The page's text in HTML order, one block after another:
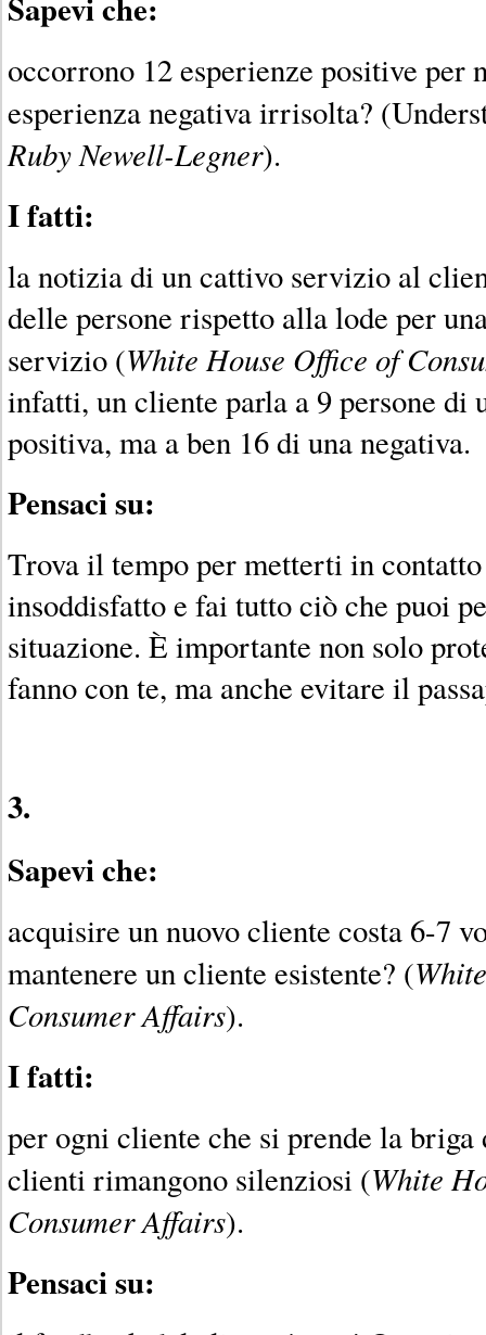
occorrono 12 esperienze positive per
esperienza negativa irrisolta?
Ruby Newell-Legner).
I fatti:
la notizia di un cattivo servizio al
delle persone rispetto alla lode per
servizio (White House Office of
infatti, un cliente parla a 9 persone di
positiva, ma a ben 16 di una negativa.
Pensaci su:
Trova il tempo per metterti in
insoddisfatto e fai tutto ciò che puoi
situazione. È importante non solo
fanno con te, ma anche evitare il
3.
Sapevi che:
acquisire un nuovo cliente costa 6-7
mantenere un cliente esistente? (
Consumer Affairs).
I fatti:
per ogni cliente che si prende la
clienti rimangono silenziosi (White
Consumer Affairs).
Pensaci su: